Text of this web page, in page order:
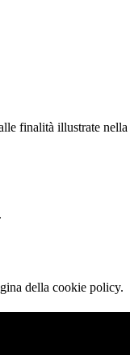
finalità illustrate nella
della cookie policy.